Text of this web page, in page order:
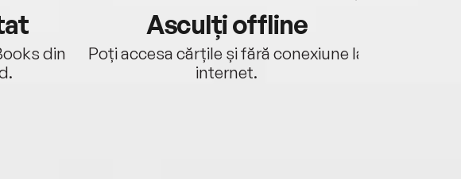
din
Asculți offline
Poți accesa cărțile și fără conexiune la
internet.